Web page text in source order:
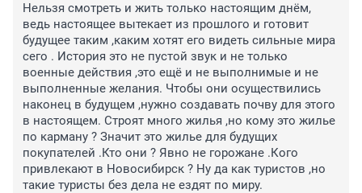
Нельзя смотреть и жить только настоящим днём,
ведь настоящее вытекает из прошлого и готовит
будущее таким ,каким хотят его видеть сильные мира
сего . История это не пустой звук и не только
военные действия ,это ещё и не выполнимые и не
выполненные желания. Чтобы они осуществились
наконец в будущем ,нужно создавать почву для этого
в настоящем. Строят много жилья ,но кому это жилье
по карману ? Значит это жилье для будущих
покупателей .Кто они ? Явно не горожане .Кого
привлекают в Новосибирск ? Ну да как туристов ,но
такие туристы без дела не ездят по миру.